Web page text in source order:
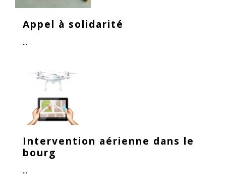
Appel à solidarité
...
Intervention aérienne dans le
bourg
...